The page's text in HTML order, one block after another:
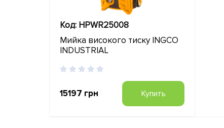
Код: HPWR25008
Мийка високого тиску INGCO
INDUSTRIAL
15197 грн Купить